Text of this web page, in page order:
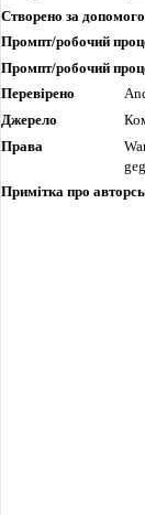
Створено за
Промпт/робочий
Промпт/робочий
Перевірено
Джерело
Права
Примітка про